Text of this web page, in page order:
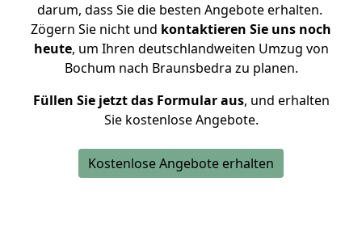
darum, dass Sie die besten Angebote erhalten.
Zögern Sie nicht und kontaktieren Sie uns noch
heute, um Ihren deutschlandweiten Umzug von
Bochum nach Braunsbedra zu planen.
Füllen Sie jetzt das Formular aus, und erhalten
Sie kostenlose Angebote.
Kostenlose Angebote erhalten